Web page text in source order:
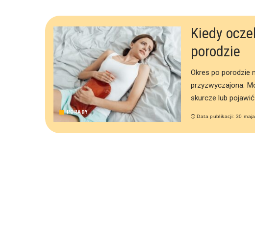
PORADY
Kiedy
porodzie
Okres po porodzie
przyzwyczajona.
skurcze lub
Data publikacji: 30